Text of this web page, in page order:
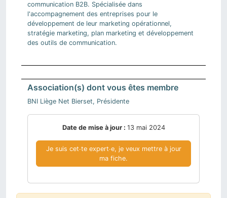
communication B2B. Spécialisée dans
l'accompagnement des entreprises pour le
développement de leur marketing opérationnel,
stratégie marketing, plan marketing et développement
des outils de communication.
Association(s) dont vous êtes membre
BNI Liège Net Bierset, Présidente
Date de mise à jour : 13 mai 2024
Je suis cet∙te expert∙e, je veux mettre à jour
ma fiche.